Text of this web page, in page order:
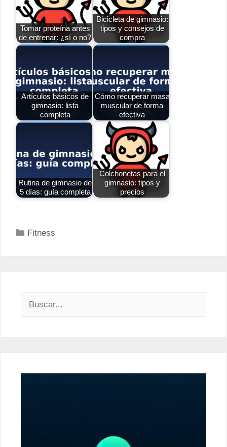
Tomar proteína antes
de entrenar: ¿sí o no?
Bicicleta de gimnasio:
tipos y consejos de
compra
Artículos básicos de
gimnasio: lista
completa
Cómo recuperar masa
muscular de forma
efectiva
Rutina de gimnasio de
5 días: guía completa
Colchonetas para el
gimnasio: tipos y
precios
Categorías
Fitness